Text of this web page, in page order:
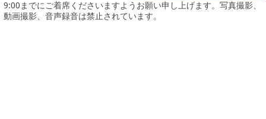
9:00までにご着席くださいますようお願い申し上げます。写真撮影、
動画撮影、音声録音は禁止されています。